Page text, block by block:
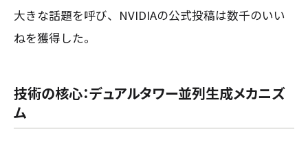
大きな話題を呼び、NVIDIAの公式投稿は数千のいい
ねを獲得した。
技術の核心：デュアルタワー並列生成メカニズ
ム